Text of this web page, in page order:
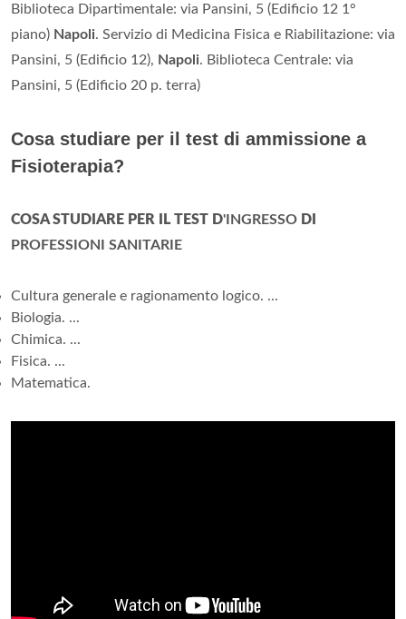
Biblioteca Dipartimentale: via Pansini, 5 (Edificio 12 1°
piano) Napoli. Servizio di Medicina Fisica e Riabilitazione: via
Pansini, 5 (Edificio 12), Napoli. Biblioteca Centrale: via
Pansini, 5 (Edificio 20 p. terra)
Cosa studiare per il test di ammissione a
Fisioterapia?
COSA STUDIARE PER IL TEST D'INGRESSO DI
PROFESSIONI SANITARIE
Cultura generale e ragionamento logico. ...
Biologia. ...
Chimica. ...
Fisica. ...
Matematica.